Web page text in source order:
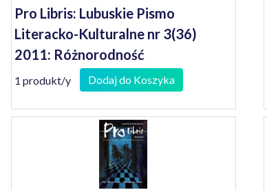
Pro Libris: Lubuskie Pismo
Literacko-Kulturalne nr 3(36)
2011: Różnorodność
1 produkt/y Dodaj do Koszyka